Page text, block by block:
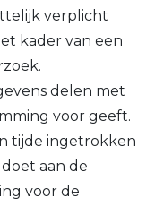
verplicht
kader van een
delen met
voor geeft.
tijde ingetrokken
aan de
voor de